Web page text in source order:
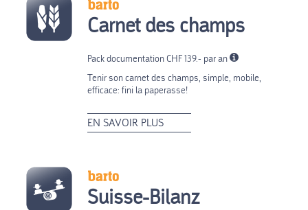
Carnet des champs
Pack documentation CHF 139.- par an
Tenir son carnet des champs, simple, mobile,
efficace: fini la paperasse!
EN SAVOIR PLUS
Suisse-Bilanz